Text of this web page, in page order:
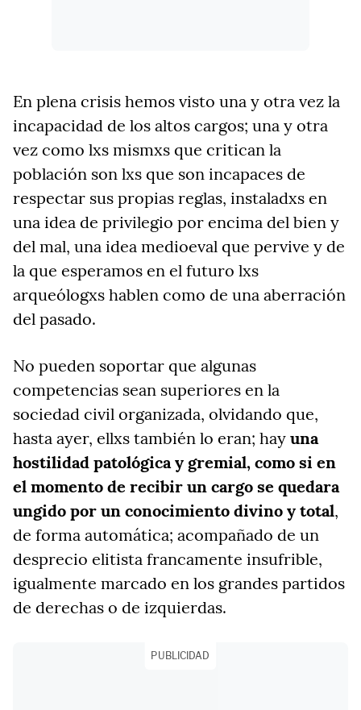
En plena crisis hemos visto una y otra vez la
incapacidad de los altos cargos; una y otra
vez como lxs mismxs que critican la
población son lxs que son incapaces de
respectar sus propias reglas, instaladxs en
una idea de privilegio por encima del bien y
del mal, una idea medioeval que pervive y de
la que esperamos en el futuro lxs
arqueólogxs hablen como de una aberración
del pasado.
No pueden soportar que algunas
competencias sean superiores en la
sociedad civil organizada, olvidando que,
hasta ayer, ellxs también lo eran; hay una
hostilidad patológica y gremial, como si en
el momento de recibir un cargo se quedara
ungido por un conocimiento divino y total,
de forma automática; acompañado de un
desprecio elitista francamente insufrible,
igualmente marcado en los grandes partidos
de derechas o de izquierdas.
PUBLICIDAD